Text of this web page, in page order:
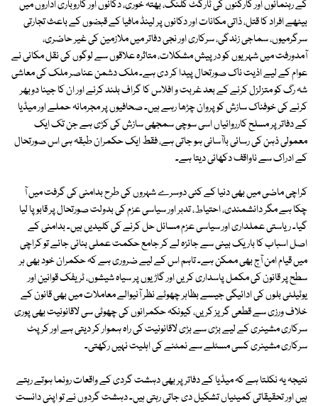
کے رہنمائوں اور کارکنوں کی ٹارگٹ کلنگ، بھتہ خوری، دکانوں اور کاروباری اداروں میں
بیٹھے افراد کا قتل، ذاتی مکانات اور دکانوں پر لینڈ مافیا کے قبضوں کے باعث تجارتی
سرگرمیوں، سماجی زندگی، سرکاری اور نجی دفاتر میں ملازمین کی غیر حاضری،
آمدورفت میں شہریوں کو درپیش مشکلات، متاثرہ علاقوں سے لوگوں کی نقل مکانی نے
عوام کے لیے اذیت ناک صورتحال پیدا کر دی ہے۔ ملک دشمن عناصر ملک کی معاشی
شہ رگ کو متزلزل کرنے کے بعد غربت و افلاس کا گراف بلند کرنے اور ان کا جینا دوبھر
کرنے کی خوفناک سازش کو پروان چڑھا رہے ہیں۔ صحافیوں پر مجرمانہ حملے اور میڈیا
کے دفاتر پر مسلح کارروائیاں اسی سوچی سمجھی سازش کی کڑی ہے جن تک ایک
معمولی ذہن کی رسائی باآسانی ہو جاتی ہے، فقط ایک حکمران طبقہ ہی اس صورتحال
کے ادراک سے ناواقف دکھائی دیتا ہے۔
کراچی ماضی میں بھی دنیا کے کئی دوسرے شہروں کی طرح بدامنی کی گرفت میں آ
چکا ہے مگر دانشمندی، احتیاط، تدبر اور سیاسی عزم کی بدولت صورتحال پر قابو پا لیا
گیا۔ ریاستی عملداری اور سیاسی عزم مسائل حل کرنے کی کلیدیں ہیں۔ بدامنی کے
اصل اسباب کا باریک بینی سے جائزہ لے کر جامع حکمت عملی بنائی جائے تو کراچی
میں قیام امن آج بھی ممکن ہے۔ تاہم اس کے لیے ضروری ہے کہ حکمران خود بھی ہر
سطح پر قانون کی مکمل پاسداری کریں اور گاڑیوں پر سیاہ شیشوں، ٹریفک قوانین اور
یوٹیلٹی بلوں کی ادائیگی جیسے بظاہر چھوٹے نظر آنیوالے معاملات میں بھی قانون کے
خلاف ورزی سے قطعی گریز کریں، کیونکہ حکمرانوں کی چھوٹی سی لاقانونیت بھی پوری
سرکاری مشینری کے لیے بڑی سے بڑی لاقانونیت کی راہ ہموار کر دیتی ہے اور کرپٹ
سرکاری مشینری کسی مسئلے سے نمٹنے کی اہلیت نہیں رکھتی۔
نتیجہ یہ نکلتا ہے کہ میڈیا کے دفاتر پر بھی دہشت گردی کے واقعات رونما ہوتے رہتے
ہیں اور تحقیقاتی کمیٹیاں تشکیل دی جاتی رہتی ہیں۔ دہشت گردوں نے تو اپنی دانست